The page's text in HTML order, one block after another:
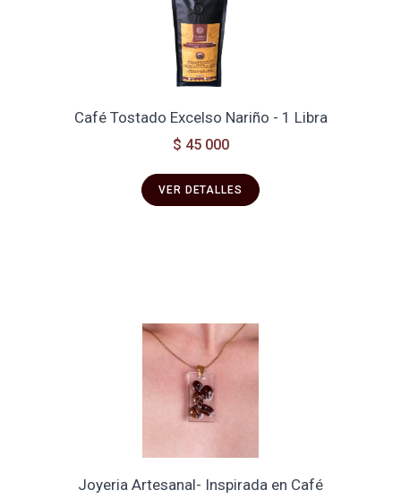
Café Tostado Excelso Nariño - 1 Libra
$ 45 000
VER DETALLES
Joyeria Artesanal- Inspirada en Café